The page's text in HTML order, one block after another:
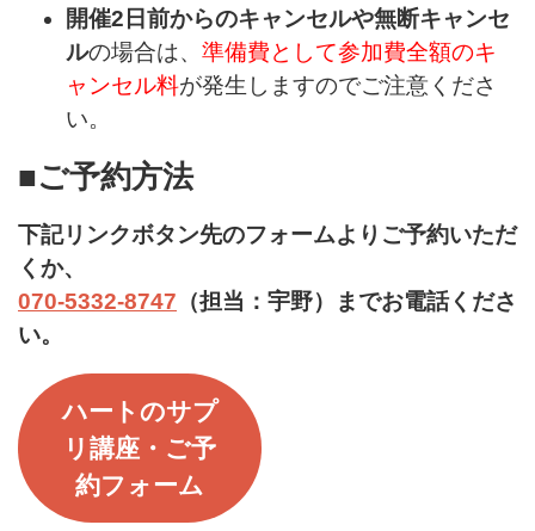
開催2日前からのキャンセルや無断キャンセ
ルの場合は、 準備費として参加費全額のキ
ャンセル料が発生しますのでご注意くださ
い。
■ご予約方法
下記リンクボタン先のフォームよりご予約いただ
くか、
070-5332-8747 （担当：宇野）までお電話くださ
い。
ハートのサプ
リ講座・ご予
約フォーム